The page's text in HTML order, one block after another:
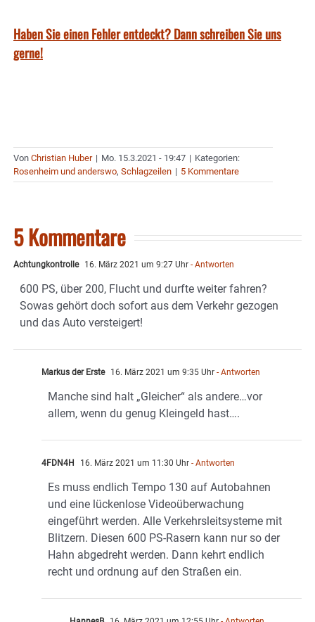
Haben Sie einen Fehler entdeckt? Dann schreiben Sie uns
gerne!
Von Christian Huber | Mo. 15.3.2021 - 19:47 | Kategorien:
Rosenheim und anderswo, Schlagzeilen | 5 Kommentare
5 Kommentare
Achtungkontrolle 16. März 2021 um 9:27 Uhr - Antworten
600 PS, über 200, Flucht und durfte weiter fahren?
Sowas gehört doch sofort aus dem Verkehr gezogen
und das Auto versteigert!
Markus der Erste 16. März 2021 um 9:35 Uhr - Antworten
Manche sind halt „Gleicher“ als andere…vor
allem, wenn du genug Kleingeld hast….
4FDN4H 16. März 2021 um 11:30 Uhr - Antworten
Es muss endlich Tempo 130 auf Autobahnen
und eine lückenlose Videoüberwachung
eingeführt werden. Alle Verkehrsleitsysteme mit
Blitzern. Diesen 600 PS-Rasern kann nur so der
Hahn abgedreht werden. Dann kehrt endlich
recht und ordnung auf den Straßen ein.